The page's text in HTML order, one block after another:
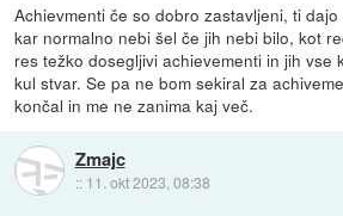
Achievmenti če so dobro zastavljeni, ti
kar normalno nebi šel če jih nebi bilo, kot
res težko dosegljivi achievementi in jih vse
kul stvar. Se pa ne bom sekiral za
končal in me ne zanima kaj več.
Zmajc
:: 11. okt 2023, 08:38